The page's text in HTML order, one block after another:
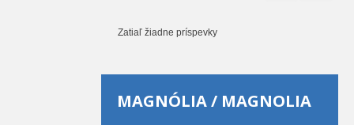
Zatiaľ žiadne príspevky
MAGNÓLIA / MAGNOLIA